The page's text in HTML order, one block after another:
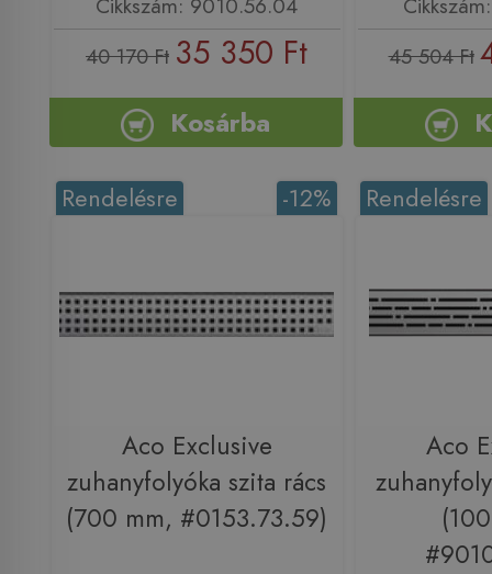
40 170 Ft 35 350 Ft
Kosárba
45 504 Ft
-12%
Rendelésre
Aco Exclusive
zuhanyfolyóka szita rács
(700 mm, #0153.73.59)
Rendelésre
Aco